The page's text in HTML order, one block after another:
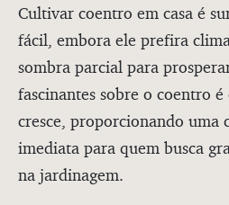
Cultivar coentro em casa é
fácil, embora ele prefira
sombra parcial para
fascinantes sobre o coentro
cresce, proporcionando uma
imediata para quem busca
na jardinagem.